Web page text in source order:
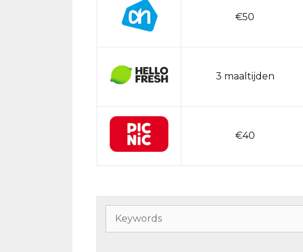
€50
3 maaltijden
€40